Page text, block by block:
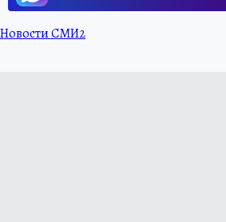
Новости СМИ2